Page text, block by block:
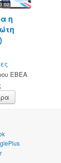
0:02
η
ΕΒΕΑ